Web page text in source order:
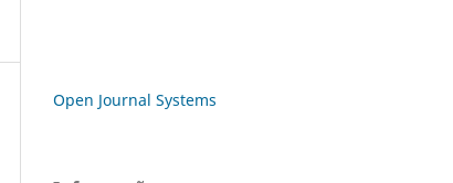
Open Journal Systems